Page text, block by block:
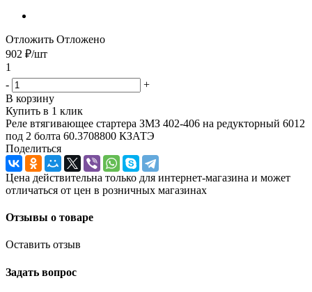
Отложить Отложено
902 ₽/шт
1
-
+
В корзину
Купить в 1 клик
Реле втягивающее стартера ЗМЗ 402-406 на редукторный 6012
под 2 болта 60.3708800 КЗАТЭ
Поделиться
Цена действительна только для интернет-магазина и может
отличаться от цен в розничных магазинах
Отзывы о товаре
Оставить отзыв
Задать вопрос